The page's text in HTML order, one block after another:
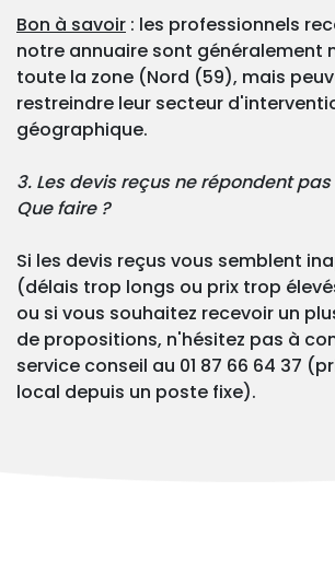
Bon à savoir : les professionnels
notre annuaire sont généralement
toute la zone (Nord (59), mais
restreindre leur secteur
géographique.
3. Les devis reçus ne répondent
Que faire ?
Si les devis reçus vous semblent
(délais trop longs ou prix trop
ou si vous souhaitez recevoir un
de propositions, n'hésitez pas à
service conseil au 01 87 66 64 37
local depuis un poste fixe).